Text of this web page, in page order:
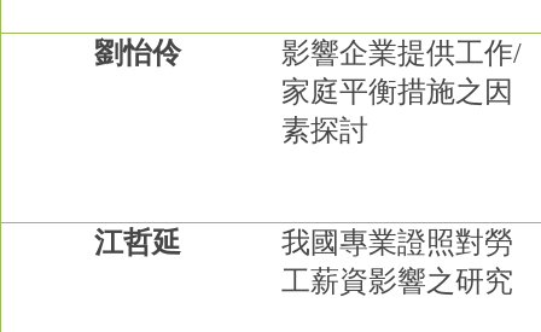
劉怡伶 影響企業提供工作/
家庭平衡措施之因
素探討
江哲延
我國專業證照對勞
工薪資影響之研究